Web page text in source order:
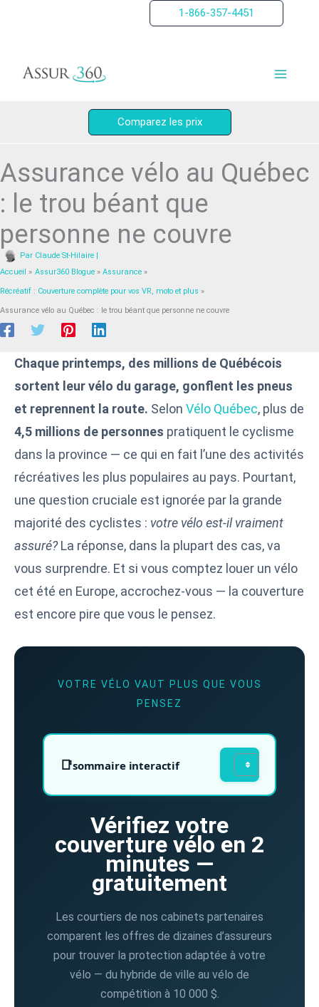
1-866-357-4451
Comparez les prix
Assurance vélo au Québec
: le trou béant que
personne ne couvre
Par Claude St-Hilaire |
Accueil
Assur360 Blogue Assurance
Récréatif : Couverture complète pour vos VR, moto et plus
Assurance vélo au Québec : le trou béant que personne ne couvre
Chaque printemps, des millions de Québécois
sortent leur vélo du garage, gonflent les pneus
et reprennent la route. Selon Vélo Québec, plus de
4,5 millions de personnes pratiquent le cyclisme
dans la province — ce qui en fait l’une des activités
récréatives les plus populaires au pays. Pourtant,
une question cruciale est ignorée par la grande
majorité des cyclistes : votre vélo est-il vraiment
assuré?La réponse, dans la plupart des cas, va
vous surprendre. Et si vous comptez louer un vélo
cet été en Europe, accrochez-vous — la couverture
est encore pire que vous le pensez.
VOTRE VÉLO VAUT PLUS QUE VOUS
PENSEZ
sommaire interactif
Vérifiez votre
couverture vélo en 2
minutes —
gratuitement
Les courtiers de nos cabinets partenaires
comparent les offres de dizaines d’assureurs
pour trouver la protection adaptée à votre
vélo — du hybride de ville au vélo de
compétition à 10 000 $.